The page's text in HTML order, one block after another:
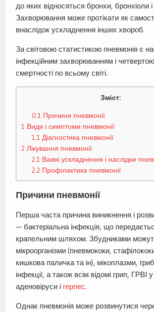
до яких відносяться бронхи, бронхіоли
Захворювання може протікати як
внаслідок ускладнення інших хвороб.
За світовою статистикою пневмонія є
інфекційним захворюванням і
смертності по всьому світі.
Зміст:
0.1 Причини пневмонії
1 Види і симптоми пневмонії
1.1 Діагностика пневмонії
2Лікування пневмонії
2.1 Важкі ускладнення і наслідки
2.2 Профілактика пневмонії
Причини пневмонії
Перша часта причина виникнення і
— бактеріальна інфекція, що
крапельним шляхом. Збудниками
мікроорганізми (пневмококи,
кишкова паличка та ін), мікоплазми,
інфекції, а також всім відомі грип, ГРВІ у
аденовіруси і герпес.
Однак пневмонія може розвинутися